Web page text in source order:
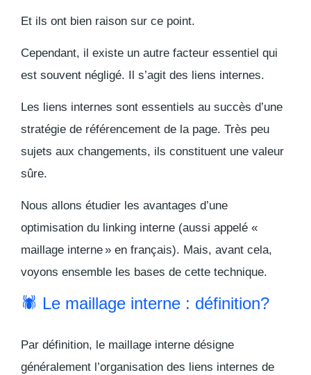
Et ils ont bien raison sur ce point.
Cependant, il existe un autre facteur essentiel qui
est souvent négligé. Il s’agit des liens internes.
Les liens internes sont essentiels au succès d’une
stratégie de référencement de la page. Très peu
sujets aux changements, ils constituent une valeur
sûre.
Nous allons étudier les avantages d’une
optimisation du linking interne (aussi appelé «
maillage interne » en français). Mais, avant cela,
voyons ensemble les bases de cette technique.
🕷 Le maillage interne : définition?
Par définition, le maillage interne désigne
généralement l’organisation des liens internes de